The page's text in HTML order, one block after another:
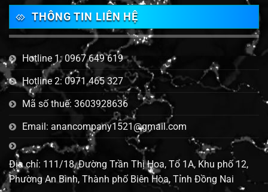
THÔNG TIN LIÊN HỆ
Hotline 1: 0967 649 619
Hotline 2: 0971 465 327
Mã số thuế: 3603928636
Email: anancompany1521@gmail.com
Địa chỉ: 111/18, Đường Trần Thị Hoa, Tổ 1A, Khu phố 12,
Phường An Bình, Thành phố Biên Hòa, Tỉnh Đồng Nai